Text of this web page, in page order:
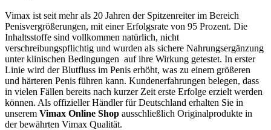
Vimax ist seit mehr als 20 Jahren der Spitzenreiter im Bereich
Penisvergrößerungen, mit einer Erfolgsrate von 95 Prozent. Die
Inhaltsstoffe sind vollkommen natürlich, nicht
verschreibungspflichtig und wurden als sichere Nahrungsergänzung
unter klinischen Bedingungen auf ihre Wirkung getestet. In erster
Linie wird der Blutfluss im Penis erhöht, was zu einem größeren
und härteren Penis führen kann. Kundenerfahrungen belegen, dass
in vielen Fällen bereits nach kurzer Zeit erste Erfolge erzielt werden
können. Als offizieller Händler für Deutschland erhalten Sie in
unserem Vimax Online Shop ausschließlich Originalprodukte in
der bewährten Vimax Qualität.